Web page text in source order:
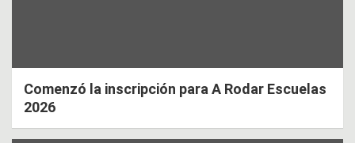
Comenzó la inscripción para A Rodar Escuelas
2026